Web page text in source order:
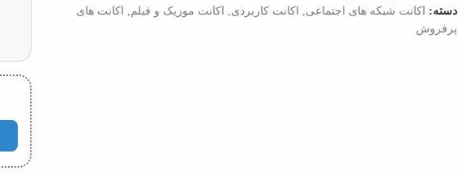
دسته: اکانت شبکه های اجتماعی, اکانت کاربردی, اکانت موزیک و فیلم, اکانت های
پرفروش